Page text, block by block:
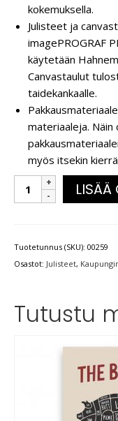
kokemuksella.
Julisteet ja
imagePROGRAF
käytetään
Canvastaulut
taidekankaalle.
materiaaleja. Näin
myös itsekin
LISÄÄ
Tuotetunnus (SKU): 00259
Osastot: Julisteet,
Tutustu